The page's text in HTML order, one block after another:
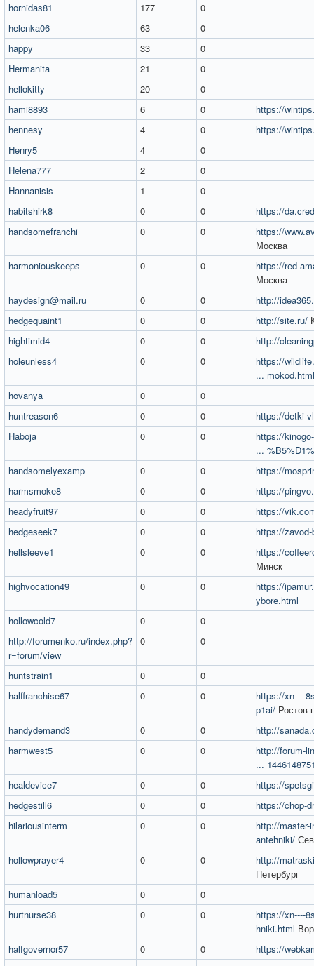
hornidas81
177
0
helenka06
63
0
happy
33
0
Hermanita
21
0
hellokitty
20
0
hami8893
6 0
https://
hennesy
4 0
https://
Henry5
4
0
Helena777
2
0
Hannanisis
1
0
habitshirk8
0 0
https://
handsomefranchi
0 0
https://
Москва
harmoniouskeeps
0 0
https://red-
Москва
haydesign@mail.ru
0 0
http://
hedgequaint1
0 0 http://site.ru/
hightimid4
0 0
http://
holeunless4
0 0
https://
... mokod.html
hovanya
0
0
huntreason6
0 0
https://detki-
Haboja
0 0
https://
...
handsomelyexamp
0 0
https://
harmsmoke8
0 0
https://
headyfruit97
0 0
https://
hedgeseek7
0 0
https://
hellsleeve1
0 0
https://
Минск
highvocation49
0 0
https://
ybore.html
hollowcold7
0
0
http://forumenko.ru/index.php?
r=forum/view
0 0
huntstrain1 0
0
halffranchise67
0 0
https://xn----
p1ai/
handydemand3
0 0
http://
harmwest5
0 0
http://forum-
...
healdevice7
0 0
https://
hedgestill6
0 0
https://chop-
hilariousinterm
0 0
http://master-
antehniki/
hollowprayer4
0 0
http://
Петербург
humanload5
0
0
hurtnurse38
0 0
https://xn----
hniki.html
halfgovernor57
0 0
https://